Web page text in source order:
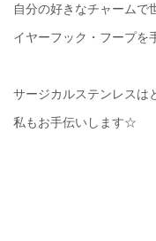
自分の好きなチャームで
イヤーフック・フープを
サージカルステンレスは
私もお手伝いします☆